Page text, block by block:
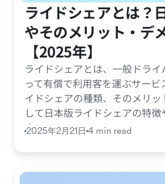
ライドシェアとは？
やそのメリット・デ
【2025年】
ライドシェアとは、一般ドラ
って有償で利用客を運ぶサービ
イドシェアの種類、そのメリ
して日本版ライドシェアの特
す。
2025年2月21日 4 min read